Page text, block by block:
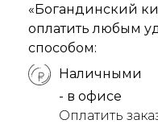
«Богандинский
оплатить любым
способом:
Наличными
- в офисе
Оплатить